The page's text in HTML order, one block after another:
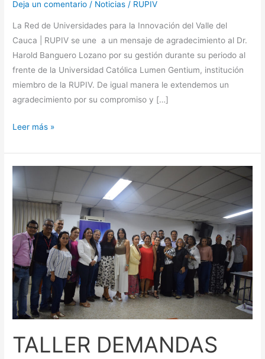
Deja un comentario / Noticias / RUPIV
La Red de Universidades para la Innovación del Valle del
Cauca | RUPIV se une a un mensaje de agradecimiento al Dr.
Harold Banguero Lozano por su gestión durante su periodo al
frente de la Universidad Católica Lumen Gentium, institución
miembro de la RUPIV. De igual manera le extendemos un
agradecimiento por su compromiso y […]
Leer más »
TALLER DEMANDAS
TALLER
DEMANDAS
TERRITORIALES
MINCIENCIAS